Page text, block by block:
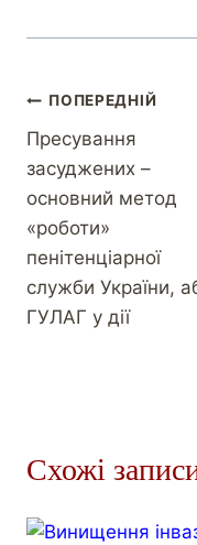
ПОПЕРЕДНІЙ
Пресування
засуджених –
основний метод
«роботи»
пенітенціарної
служби України,
ГУЛАГ у дії
Схожі